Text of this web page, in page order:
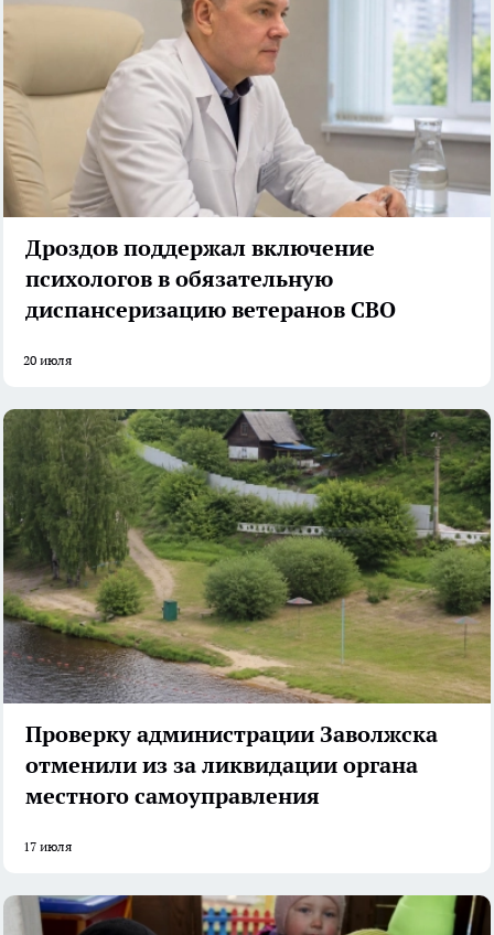
Дроздов поддержал включение
психологов в обязательную
диспансеризацию ветеранов СВО
20 июля
Проверку администрации Заволжска
отменили из за ликвидации органа
местного самоуправления
17 июля